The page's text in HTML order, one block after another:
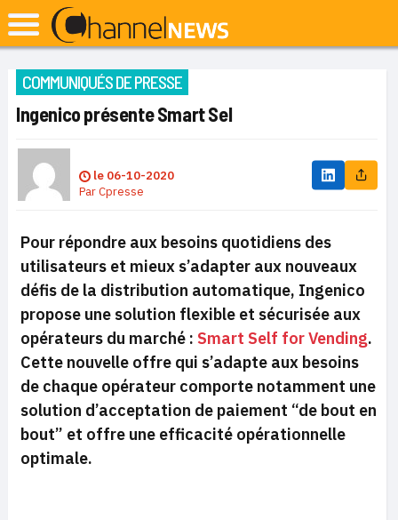
COMMUNIQUÉS DE PRESSE
Ingenico présente Smart Sel
le 06-10-2020
ParCpresse
Pour répondre aux besoins quotidiens des
utilisateurs et mieux s’adapter aux nouveaux
défis de la distribution automatique, Ingenico
propose une solution flexible et sécurisée aux
opérateurs du marché : Smart Self for Vending.
Cette nouvelle offre qui s’adapte aux besoins
de chaque opérateur comporte notamment une
solution d’acceptation de paiement “de bout en
bout” et offre une efficacité opérationnelle
optimale.